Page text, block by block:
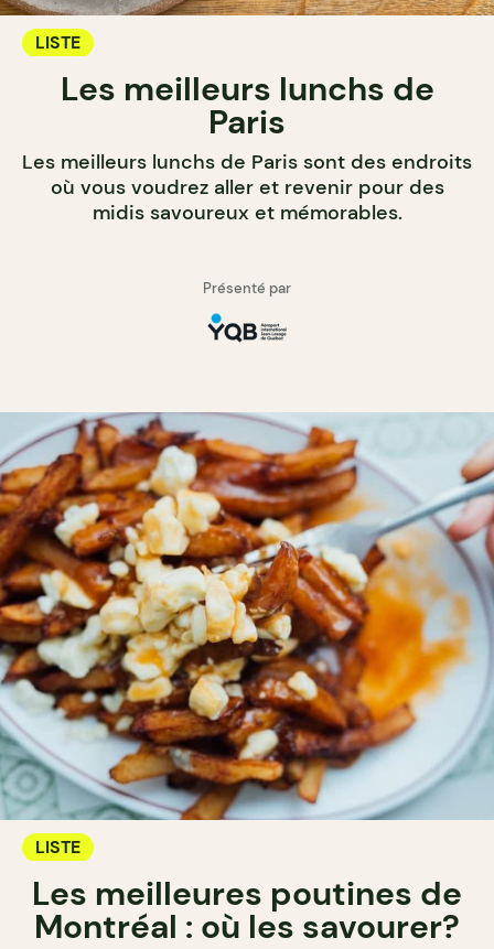
LISTE
Les meilleurs lunchs de
Paris
Les meilleurs lunchs de Paris sont des endroits
où vous voudrez aller et revenir pour des
midis savoureux et mémorables.
Présenté par
LISTE
Les meilleures poutines de
Montréal : où les savourer?